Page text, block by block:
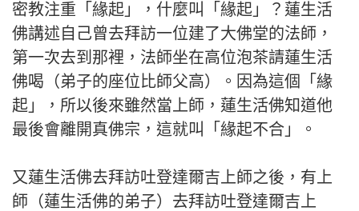
密教注重「緣起」，什麼叫「緣起」？蓮生活
佛講述自己曾去拜訪一位建了大佛堂的法師，
第一次去到那裡，法師坐在高位泡茶請蓮生活
佛喝（弟子的座位比師父高）。因為這個「緣
起」，所以後來雖然當上師，蓮生活佛知道他
最後會離開真佛宗，這就叫「緣起不合」。
又蓮生活佛去拜訪吐登達爾吉上師之後，有上
師（蓮生活佛的弟子）去拜訪吐登達爾吉上